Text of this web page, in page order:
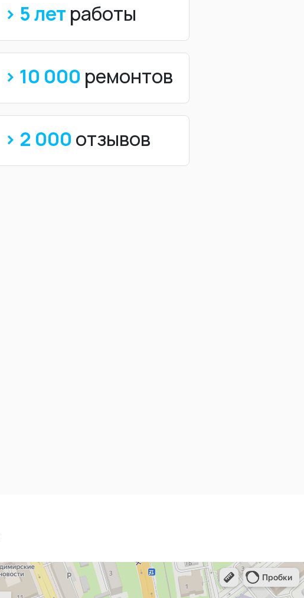
> 5 лет работы
> 10 000 ремонтов
> 2 000 отзывов